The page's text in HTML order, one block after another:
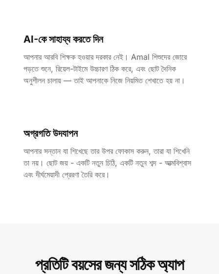
AI-কে সাহায্য করতে দিন
আপনার আরবি শিক্ষক হওয়ার দরকার নেই। Amal শিশুদের জোরে
পড়তে শুনে, রিয়েল-টাইমে উচ্চারণ ঠিক করে, এবং ছোট দৈনিক
অনুশীলন চালায় — তাই আপনাকে নিজে নিয়মিত শেখাতে হয় না।
অগ্রগতি উদযাপন
আপনার সন্তান যা শিখেছে তার উপর ফোকাস করুন, তারা যা শিখেনি
তা নয়। ছোট জয় - একটি নতুন চিঠি, একটি নতুন শব্দ - আত্মবিশ্বাস
এবং দীর্ঘমেয়াদী প্রেরণা তৈরি করে।
প্রতিটি বয়সের জন্য সঠিক অ্যাপ